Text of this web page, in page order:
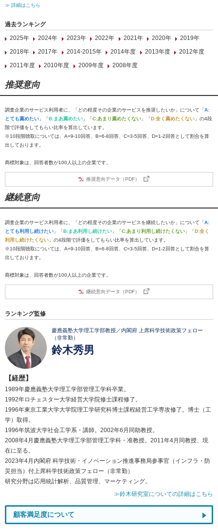
≫ 詳細はこちら
過去ランキング
2025年
2024年 2023年 2022年 2021年 2020年
2019年
2018年
2017年 2014-2015年 2014年度 2013年度
2012年度
2011年度
2010年度 2009年度 2008年度
推奨意向
調査企業のサービス利用者に、「どの程度その企業のサービスを推奨したいか」について「A:
とても薦めたい 」「B:まあ薦めたい 」「C:あまり薦めたくない 」「D:全く薦めたくない 」の4段
階で評価をしてもらい比率を算出しています。
※10段階聴取については、A=9-10回答、B=6-8回答、C=3-5回答、D=1-2回答として割合を算
出しております。
商標対象は、回答者数が100人以上の企業です。
推奨意向データ（PDF）
継続意向
調査企業のサービス利用者に、「どの程度その企業のサービスを継続したいか」について「A:
とても利用し続けたい 」「B:まあ利用し続けたい 」「C:あまり利用し続けたくない 」「D:全く
利用し続けたくない 」の4段階で評価をしてもらい比率を算出しています。
※10段階聴取については、A=9-10回答、B=6-8回答、C=3-5回答、D=1-2回答として割合を算
出しております。
商標対象は、回答者数が100人以上の企業です。
継続意向データ（PDF）
ランキング監修
慶應義塾大学理工学部教授／内閣府 上席科学技術政策フェロー
（非常勤）
鈴木秀男
【経歴】
1989年慶應義塾大学理工学部管理工学科卒業。
1992年ロチェスター大学経営大学院修士課程修了。
1996年東京工業大学大学院理工学研究科博士課程経営工学専攻修了。博士（工
学）取得。
1996年筑波大学社会工学系・講師。2002年6月同助教授。
2008年4月慶應義塾大学理工学部管理工学科・准教授。2011年4月同教授、現
在に至る。
2023年4月内閣府 科学技術・イノベーション推進事務局参事官（インフラ・防
災担当）付上席科学技術政策フェロー（非常勤）
研究分野は応用統計解析、品質管理、マーケティング。
≫鈴木研究室についての詳細はこちら
顧客満足度について